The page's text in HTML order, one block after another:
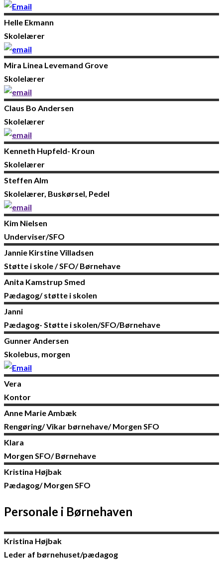
Helle Ekmann
Skolelærer
Mira Linea Levemand Grove
Skolelærer
Claus Bo Andersen
Skolelærer
Kenneth Hupfeld- Kroun
Skolelærer
Steffen Alm
Skolelærer, Buskørsel, Pedel
Kim Nielsen
Underviser/SFO
Jannie KirstineVilladsen
Støtte i skole / SFO/ Børnehave
Anita Kamstrup Smed
Pædagog/ støtte i skolen
Janni
Pædagog- Støtte i skolen/SFO/Børnehave
GunnerAndersen
Skolebus, morgen
Vera
Kontor
Anne MarieAmbæk
Rengøring/ Vikar børnehave/ Morgen SFO
Klara
Morgen SFO/ Børnehave
Kristina Højbak
Pædagog/ Morgen SFO
Personale i Børnehaven
Kristina Højbak
Leder af børnehuset/pædagog